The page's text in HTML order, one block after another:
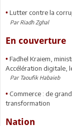
• Lutter contre la
Par Riadh Zghal
En couverture
• Fadhel Kraiem,
Accélération digitale,
Par Taoufik Habaieb
• Commerce : de
transformation
Nation